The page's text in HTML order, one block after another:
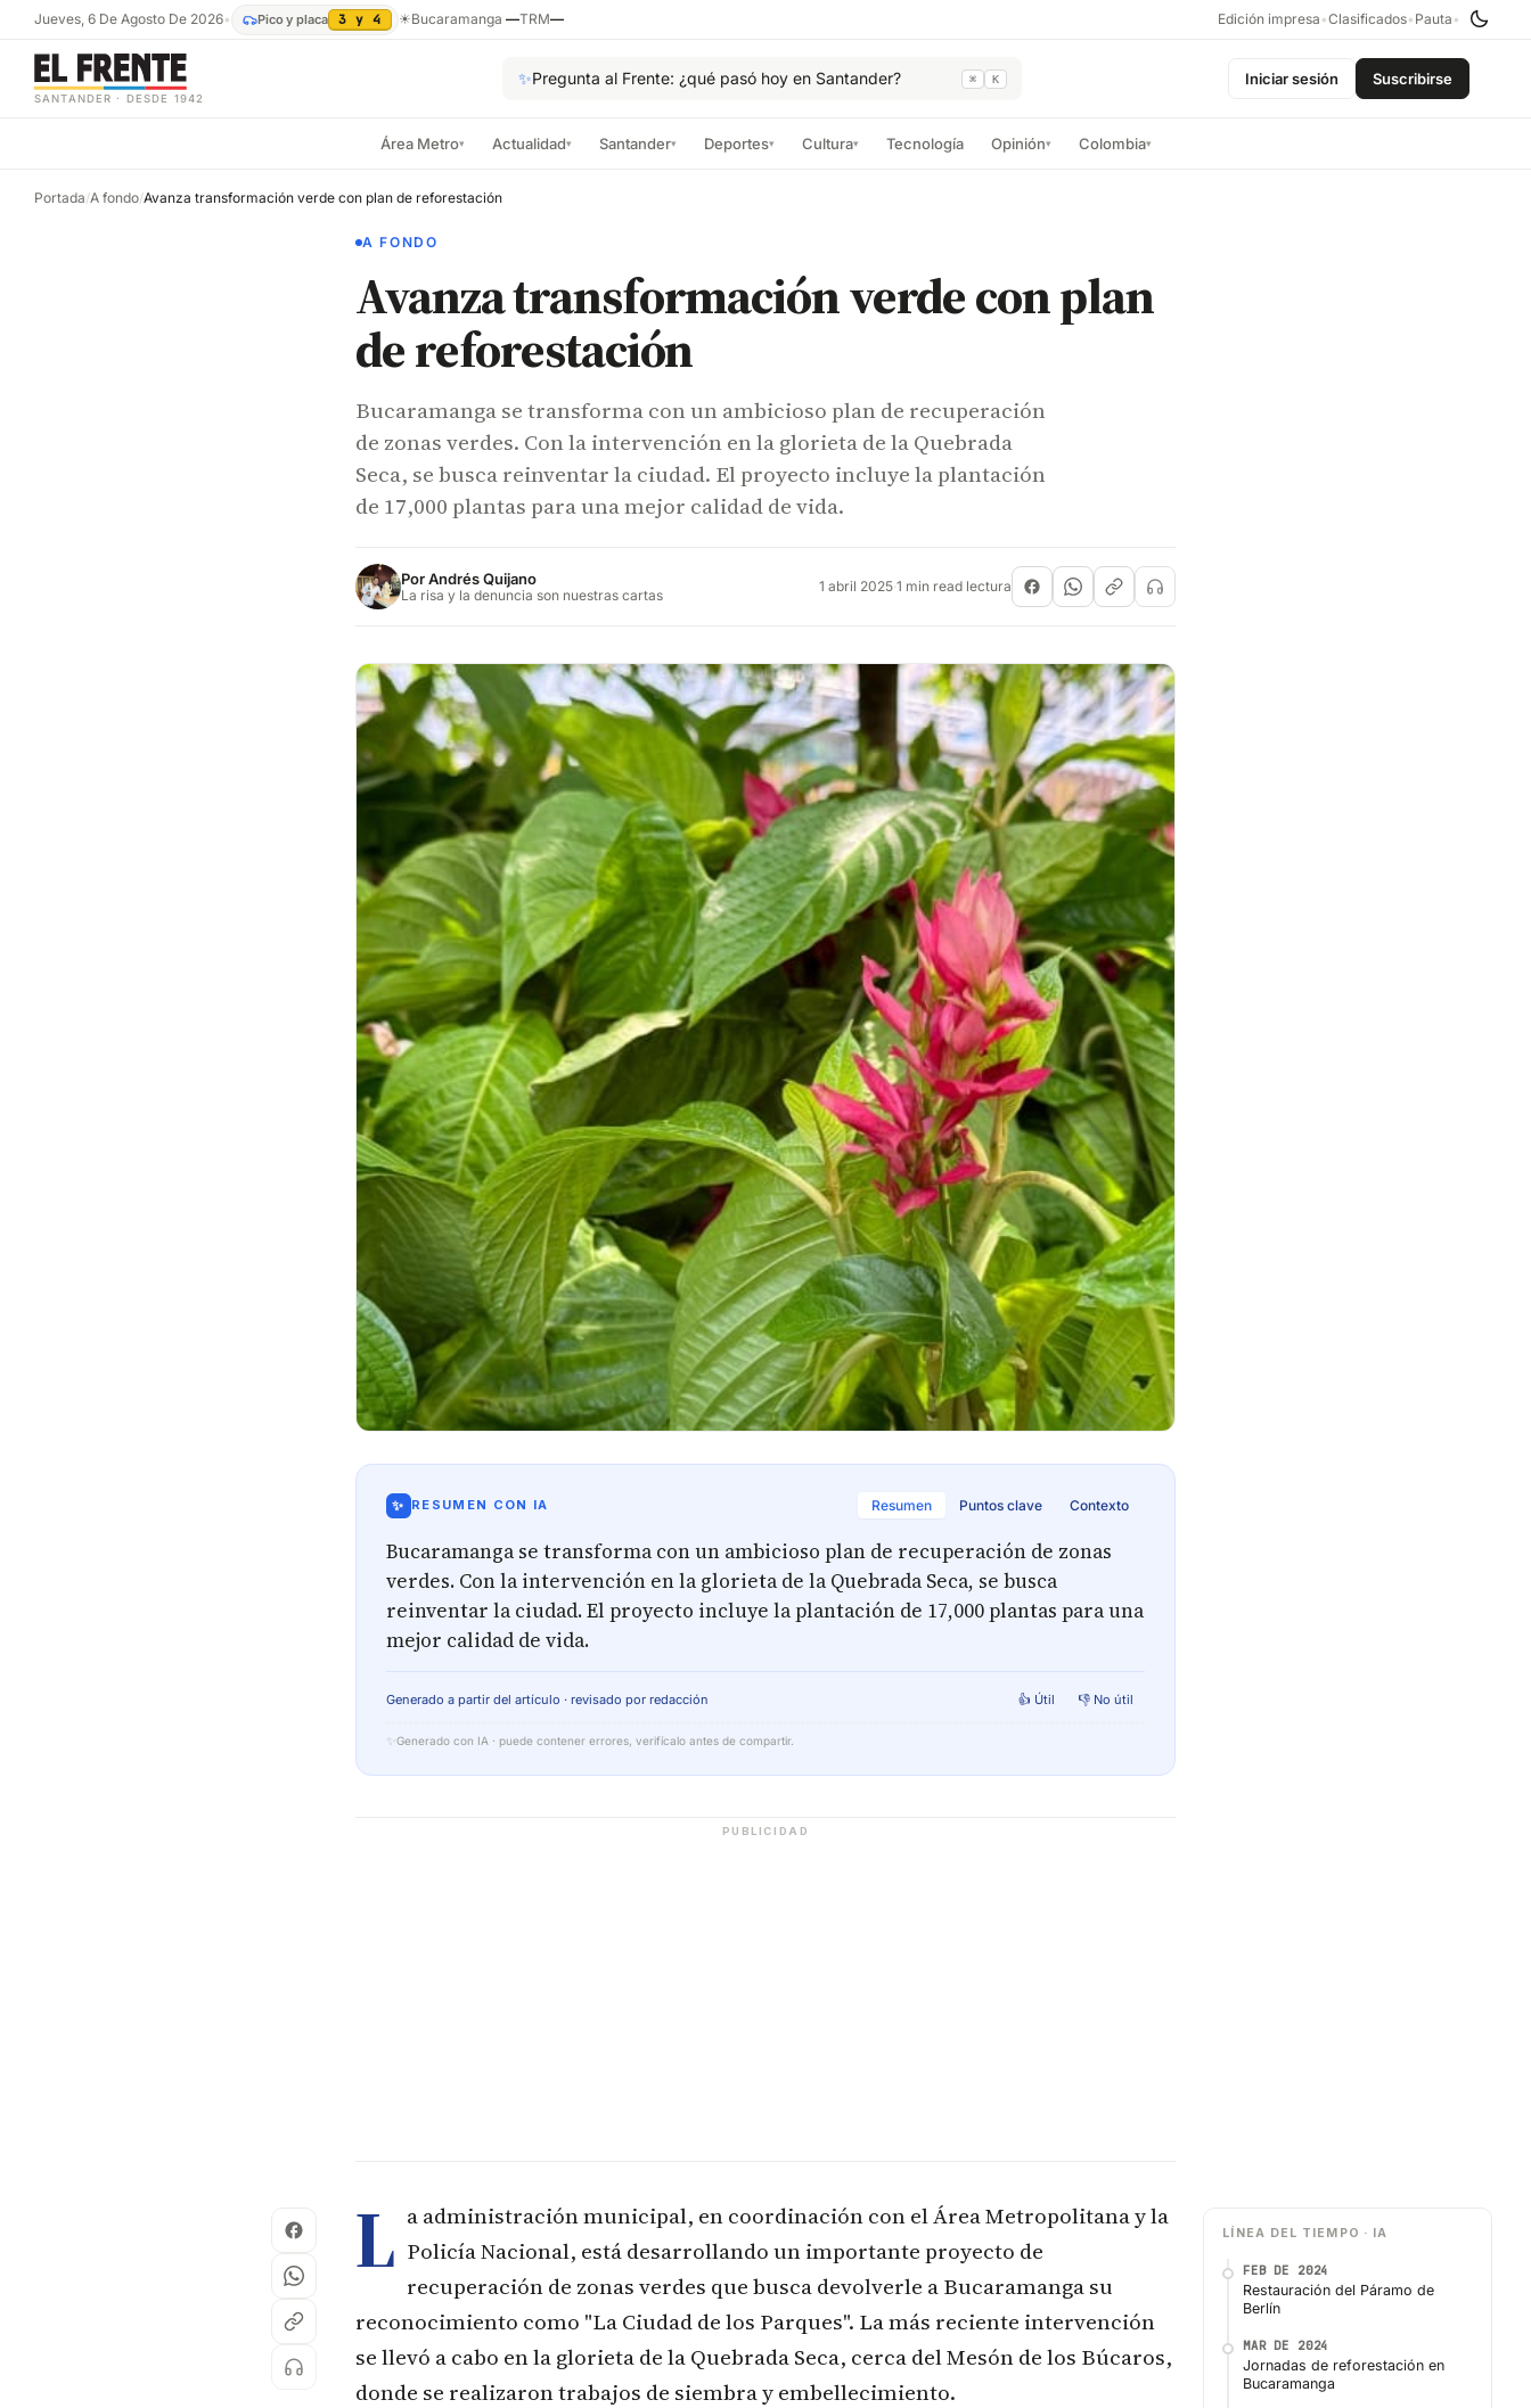
Jueves, 6 De Agosto De 2026• Pico y placa 3 y 4 ☀Bucaramanga —TRM— Edición impresa •Clasificados• Pauta •
SANTANDER · DESDE 1942
✨Pregunta al Frente: ¿qué pasó hoy en Santander? ⌘ K Iniciar sesión Suscribirse
Área Metro▾ Actualidad▾ Santander▾ Deportes▾ Cultura▾ Tecnología Opinión▾ Colombia▾
Portada/A fondo/Avanza transformación verde con plan de reforestación
A FONDO
Avanza transformación verde con plan
de reforestación
Bucaramanga se transforma con un ambicioso plan de recuperación
de zonas verdes. Con la intervención en la glorieta de la Quebrada
Seca, se busca reinventar la ciudad. El proyecto incluye la plantación
de 17,000 plantas para una mejor calidad de vida.
PorAndrés Quijano
La risa y la denuncia son nuestras cartas 1 abril 2025·1 min read lectura
✨ RESUMEN CON IA Resumen Puntos clave Contexto
Bucaramanga se transforma con un ambicioso plan de recuperación de zonas
verdes. Con la intervención en la glorieta de la Quebrada Seca, se busca
reinventar la ciudad. El proyecto incluye la plantación de 17,000 plantas para una
mejor calidad de vida.
Generado a partir del artículo · revisado por redacción 👍 Útil 👎 No útil
✨ Generado con IA · puede contener errores, verifícalo antes de compartir.
PUBLICIDAD
L a administración municipal, en coordinación con el Área Metropolitana y la
Policía Nacional, está desarrollando un importante proyecto de
recuperación de zonas verdes que busca devolverle a Bucaramanga su
reconocimiento como "La Ciudad de los Parques". La más reciente intervención
se llevó a cabo en la glorieta de la Quebrada Seca, cerca del Mesón de los Búcaros,
donde se realizaron trabajos de siembra y embellecimiento.
LÍNEA DEL TIEMPO · IA
FEB DE 2024
Restauración del Páramo de
Berlín
MAR DE 2024
Jornadas de reforestación en
Bucaramanga